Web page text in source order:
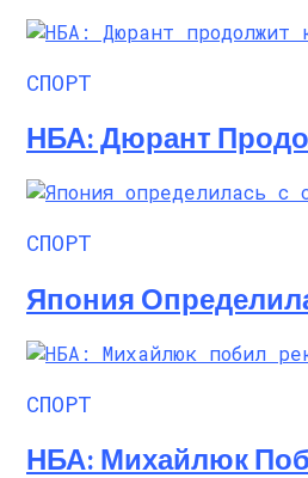
СПОРТ
НБА: Дюрант
СПОРТ
Япония
СПОРТ
НБА: Михайлюк